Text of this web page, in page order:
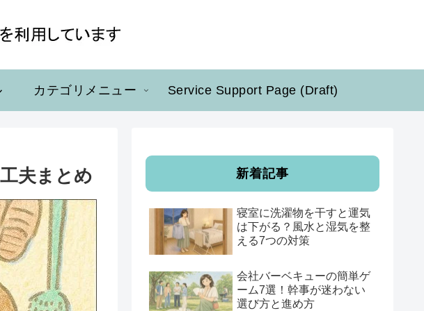
カテゴリメニュー Service Support Page (Draft)
夫まとめ 新着記事
寝室に洗濯物を干すと運気
は下がる？風水と湿気を整
える7つの対策
会社バーベキューの簡単ゲ
ーム7選！幹事が迷わない
選び方と進め方